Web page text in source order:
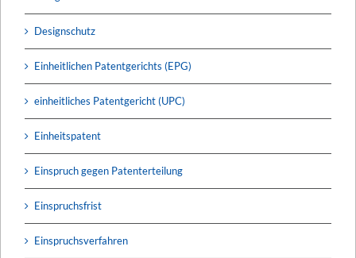
Designschutz
Einheitlichen Patentgerichts (EPG)
einheitliches Patentgericht (UPC)
Einheitspatent
Einspruch gegen Patenterteilung
Einspruchsfrist
Einspruchsverfahren